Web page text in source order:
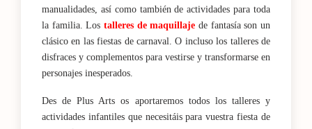
manualidades, así como también de actividades para toda
la familia. Los talleres de maquillaje de fantasía son un
clásico en las fiestas de carnaval. O incluso los talleres de
disfraces y complementos para vestirse y transformarse en
personajes inesperados.
Des de Plus Arts os aportaremos todos los talleres y
actividades infantiles que necesitáis para vuestra fiesta de